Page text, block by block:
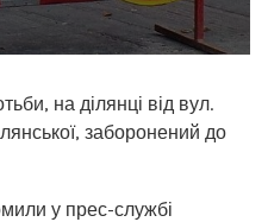
на ділянці від вул.
заборонений до
у прес-службі